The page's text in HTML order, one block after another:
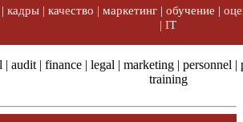
| кадры | качество | маркетинг | обучение |
| IT
| audit | finance | legal | marketing | personnel
training